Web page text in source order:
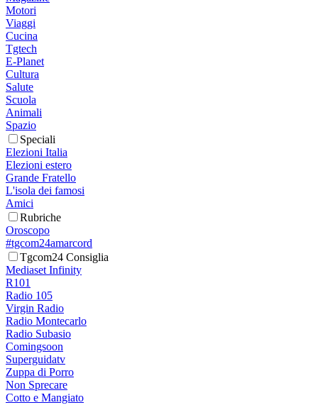
Motori
Viaggi
Cucina
Tgtech
E-Planet
Cultura
Salute
Scuola
Animali
Spazio
Speciali
Elezioni Italia
Elezioni estero
Grande Fratello
L'isola dei famosi
Amici
Rubriche
Oroscopo
#tgcom24amarcord
Tgcom24 Consiglia
Mediaset Infinity
R101
Radio 105
Virgin Radio
Radio Montecarlo
Radio Subasio
Comingsoon
Superguidatv
Zuppa di Porro
Non Sprecare
Cotto e Mangiato